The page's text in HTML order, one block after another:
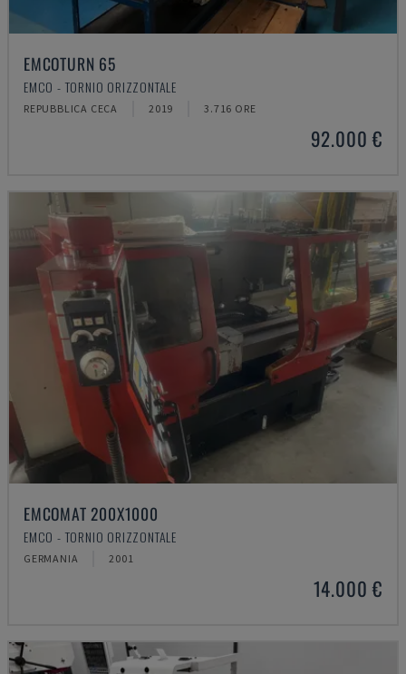
EMCOTURN 65
EMCO - TORNIO ORIZZONTALE
REPUBBLICA CECA 2019 3.716 ORE
92.000 €
EMCOMAT 200X1000
EMCO - TORNIO ORIZZONTALE
GERMANIA 2001
14.000 €